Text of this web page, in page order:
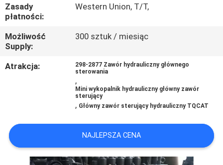
KONTROLA
SKONTAKTUJ
AKTUALNOŚCI
Zasady
płatności:
Western Union, T/T,
Możliwość
Supply:
300 sztuk / miesiąc
Atrakcja:
298-2877 Zawór hydrauliczny głównego
sterowania
,
Mini wykopalnik hydrauliczny główny zawór
sterujący
, Główny zawór sterujący hydrauliczny TQCAT
NAJLEPSZA CENA